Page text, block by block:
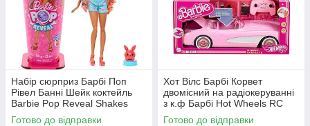
Набір сюрприз Барбі Поп
Рівел Банні Шейк коктейль
Barbie Pop Reveal Shakes
Series Doll JCN87
Готово до відправки
Хот Вілс Барбі Корвет
двомісний на радіокеруванні
з к.ф Барбі Hot Wheels RC
Barbie Corvette HPW40
Готово до відправки